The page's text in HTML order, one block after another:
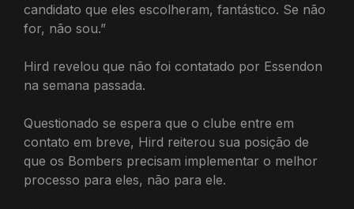
candidato que eles escolheram, fantástico. Se não
for, não sou.”
Hird revelou que não foi contatado por Essendon
na semana passada.
Questionado se espera que o clube entre em
contato em breve, Hird reiterou sua posição de
que os Bombers precisam implementar o melhor
processo para eles, não para ele.